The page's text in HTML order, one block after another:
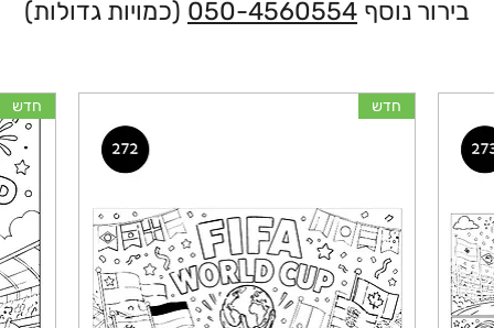
בירור נוסף 050-4560554 (כמויות גדולות)
חדש חדש